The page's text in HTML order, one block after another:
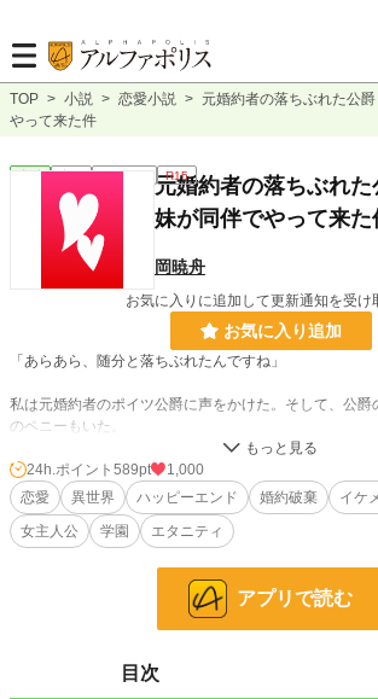
TOP > 小説 > 恋愛小説 > 元婚約者の落ちぶれた公
やって来た件
恋愛 完結 ｼｮｰﾄｼｮｰﾄ R15
元婚約者の落ちぶれ
妹が同伴でやって来た
岡暁舟
お気に入りに追加して更新通知を受け
お気に入り追加
「あらあら、随分と落ちぶれたんですね」
私は元婚約者のポイツ公爵に声をかけた。そして、公
のペニーもいた。
小説 2,592 位 / 228,933 件
恋愛 1,448 位 / 66,394 件
24h.ポイント 589pt
1,000
恋愛
異世界 ハッピーエンド 婚約破棄 イケ
女主人公
学園 エタニティ
アプリで読む
目次